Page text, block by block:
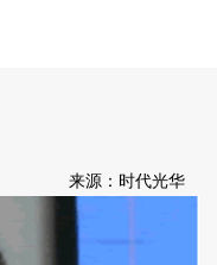
来源：时代光华